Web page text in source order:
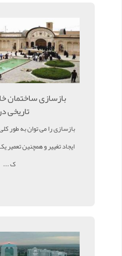
بازسازی ساختمان
تاریخی
بازسازی را می توان به طور
ایجاد تغییر و همچنین
ک ...